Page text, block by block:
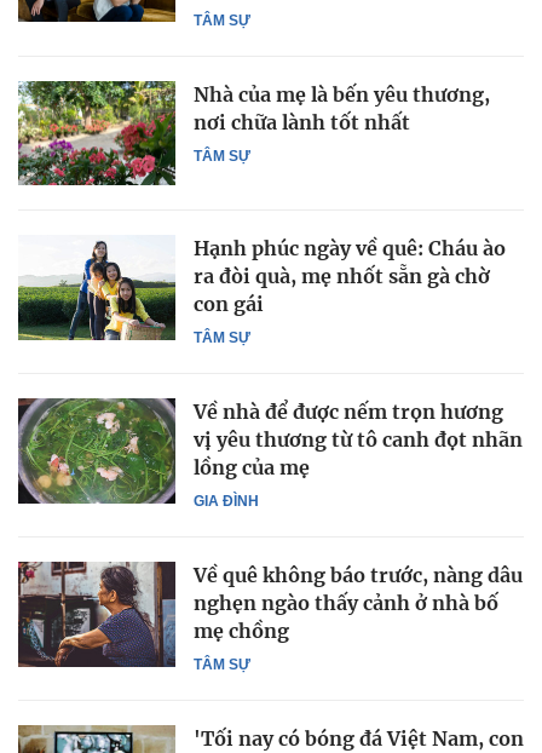
TÂM SỰ
TÂM SỰ
Nhà của mẹ là bến yêu thương,
nơi chữa lành tốt nhất
TÂM SỰ
Hạnh phúc ngày về quê: Cháu ào
ra đòi quà, mẹ nhốt sẵn gà chờ
con gái
GIA ĐÌNH
Về nhà để được nếm trọn hương
vị yêu thương từ tô canh đọt nhãn
lồng của mẹ
TÂM SỰ
Về quê không báo trước, nàng dâu
nghẹn ngào thấy cảnh ở nhà bố
mẹ chồng
'Tối nay có bóng đá Việt Nam, con